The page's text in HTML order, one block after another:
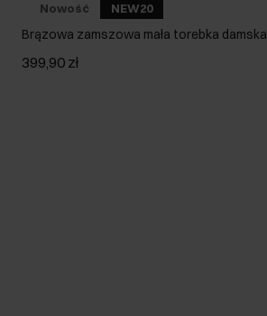
Nowość NEW20
Brązowa zamszowa mała torebka damska
399,90 zł